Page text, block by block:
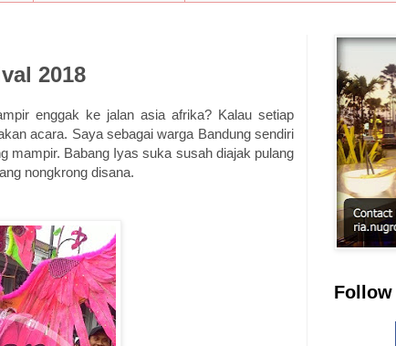
2018
enggak ke jalan asia afrika? Kalau setiap
acara. Saya sebagai warga Bandung sendiri
mampir. Babang Iyas suka susah diajak pulang
nongkrong disana.
Follow